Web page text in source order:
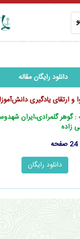
دانلود رایگان مقاله
و ارتقای یادگیری
: گوهر گلمرادی،ایران
زاده